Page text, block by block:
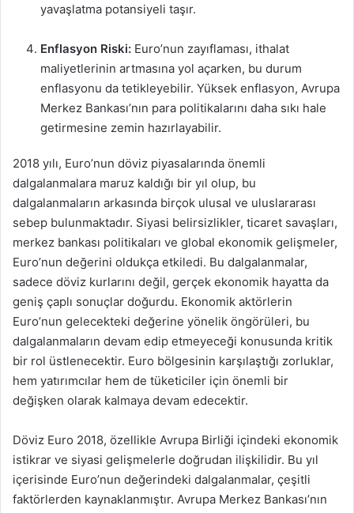
yavaşlatma potansiyeli taşır.
Enflasyon Riski: Euro’nun zayıflaması, ithalat
maliyetlerinin artmasına yol açarken, bu durum
enflasyonu da tetikleyebilir. Yüksek enflasyon, Avrupa
Merkez Bankası’nın para politikalarını daha sıkı hale
getirmesine zemin hazırlayabilir.
2018 yılı, Euro’nun döviz piyasalarında önemli
dalgalanmalara maruz kaldığı bir yıl olup, bu
dalgalanmaların arkasında birçok ulusal ve uluslararası
sebep bulunmaktadır. Siyasi belirsizlikler, ticaret savaşları,
merkez bankası politikaları ve global ekonomik gelişmeler,
Euro’nun değerini oldukça etkiledi. Bu dalgalanmalar,
sadece döviz kurlarını değil, gerçek ekonomik hayatta da
geniş çaplı sonuçlar doğurdu. Ekonomik aktörlerin
Euro’nun gelecekteki değerine yönelik öngörüleri, bu
dalgalanmaların devam edip etmeyeceği konusunda kritik
bir rol üstlenecektir. Euro bölgesinin karşılaştığı zorluklar,
hem yatırımcılar hem de tüketiciler için önemli bir
değişken olarak kalmaya devam edecektir.
Döviz Euro 2018, özellikle Avrupa Birliği içindeki ekonomik
istikrar ve siyasi gelişmelerle doğrudan ilişkilidir. Bu yıl
içerisinde Euro’nun değerindeki dalgalanmalar, çeşitli
faktörlerden kaynaklanmıştır. Avrupa Merkez Bankası’nın